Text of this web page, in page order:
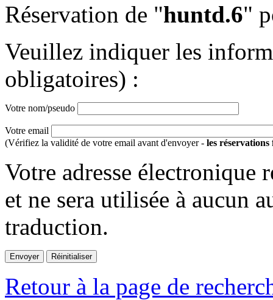
Réservation de "huntd.6"
Veuillez indiquer les
obligatoires) :
Votre nom/pseudo
Votre email
(Vérifiez la validité de votre email avant d'envoyer - les réservations
Votre adresse électronique
et ne sera utilisée à aucun
traduction.
Retour à la page de